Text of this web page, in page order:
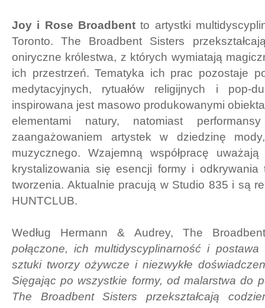
Joy i Rose Broadbent to artystki
Toronto. The Broadbent Sisters
oniryczne królestwa, z których wymiatają
ich przestrzeń. Tematyka ich prac pozostaje
medytacyjnych, rytuałów religijnych i pop-
inspirowana jest masowo produkowanymi
elementami natury, natomiast
zaangażowaniem artystek w dziedzinę
muzycznego. Wzajemną współpracę
krystalizowania się esencji formy i odkrywania
tworzenia. Aktualnie pracują w Studio 835 i są
HUNTCLUB.
Według Hermann & Audrey, The
połączone, ich multidyscyplinarność i
sztuki tworzy ożywcze i niezwykłe
Sięgając po wszystkie formy, od malarstwa do
The Broadbent Sisters przekształcają